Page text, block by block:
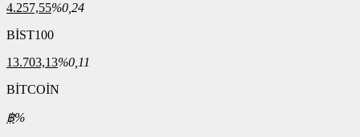
4.257,55%0,24
BİST100
13.703,13%0,11
BİTCOİN
฿%